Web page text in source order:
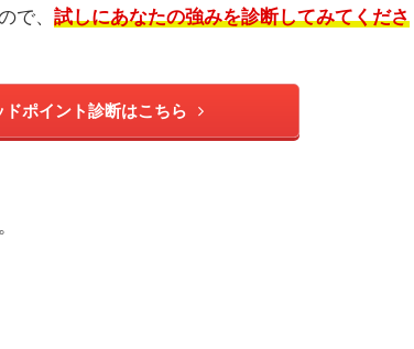
で、 試しにあなたの強みを診断してみてくださ
ドポイント診断はこちら